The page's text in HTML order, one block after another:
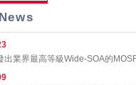
出業界最高等級Wide-SOA的